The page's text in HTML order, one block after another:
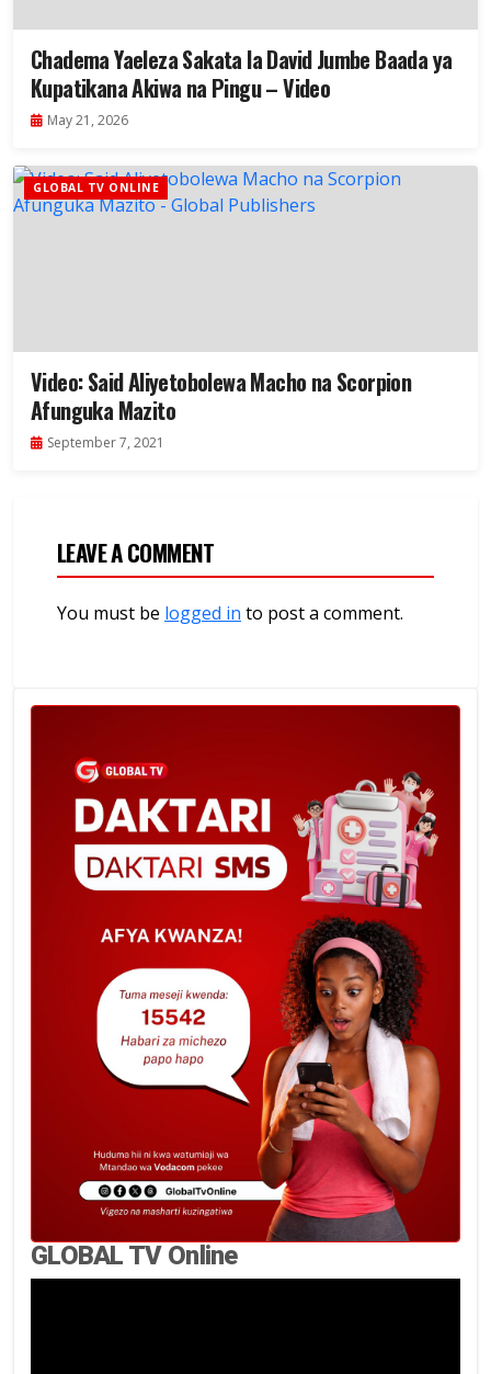
Chadema Yaeleza Sakata la David Jumbe Baada ya
Kupatikana Akiwa na Pingu – Video
May 21, 2026
GLOBAL TV ONLINE
Video: Said Aliyetobolewa Macho na Scorpion
Afunguka Mazito
September 7, 2021
LEAVE A COMMENT
You must be logged in to post a comment.
GLOBAL TV Online